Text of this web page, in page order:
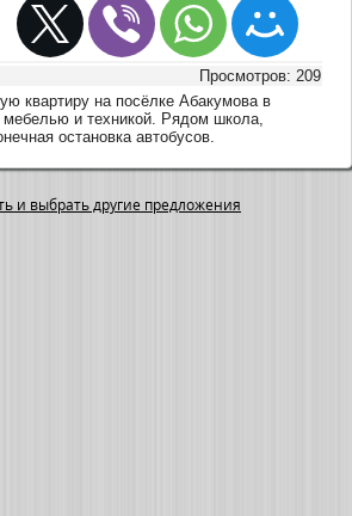
Просмотров: 209
квартиру на посёлке Абакумова в
и техникой. Рядом школа,
остановка автобусов.
и выбрать другие предложения